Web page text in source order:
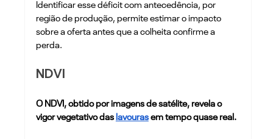
Identificar esse déficit com antecedência, por
região de produção, permite estimar o impacto
sobre a oferta antes que a colheita confirme a
perda.
NDVI
O NDVI, obtido por imagens de satélite, revela o
vigor vegetativo das lavouras em tempo quase real.